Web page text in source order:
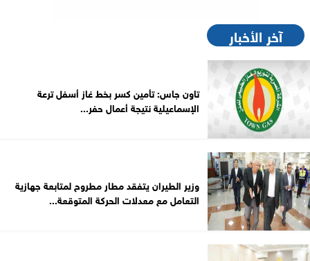
آخر الأخبار
تاون جاس: تأمين كسر بخط غاز أسفل ترعة
الإسماعيلية نتيجة أعمال حفر...
وزير الطيران يتفقد مطار مطروح لمتابعة جهازية
التعامل مع معدلات الحركة المتوقعة...